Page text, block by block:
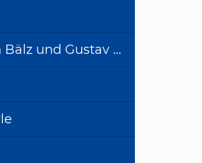
mit
53 Geburtshaus von Erwin Bälz und Gustav Schönleber